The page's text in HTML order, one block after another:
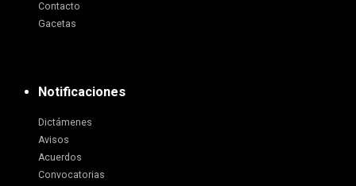
Contacto
Gacetas
Notificaciones
Dictámenes
Avisos
Acuerdos
Convocatorias